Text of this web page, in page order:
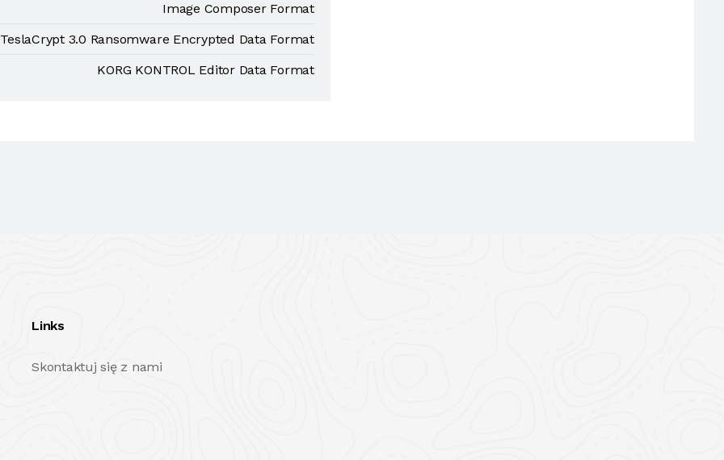
Image Composer Format
TeslaCrypt 3.0 Ransomware Encrypted Data Format
KORG KONTROL Editor Data Format
Links
Skontaktuj się z nami